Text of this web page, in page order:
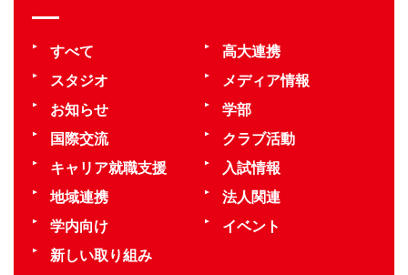
すべて
高大連携
スタジオ
メディア情報
お知らせ
学部
国際交流
クラブ活動
キャリア就職支援
入試情報
地域連携
法人関連
学内向け
イベント
新しい取り組み